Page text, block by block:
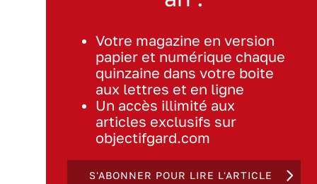
Votre magazine en version
papier et numérique chaque
quinzaine dans votre boite
aux lettres et en ligne
Un accès illimité aux
articles exclusifs sur
objectifgard.com
S'ABONNER POUR LIRE L'ARTICLE